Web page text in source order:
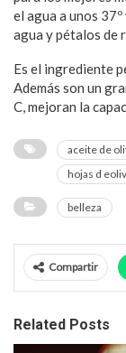
el agua a unos
agua y pétalos de
Es el ingrediente
Además son un
C, mejoran la
aceite de
hojas d
belleza
Compartir
Related Posts